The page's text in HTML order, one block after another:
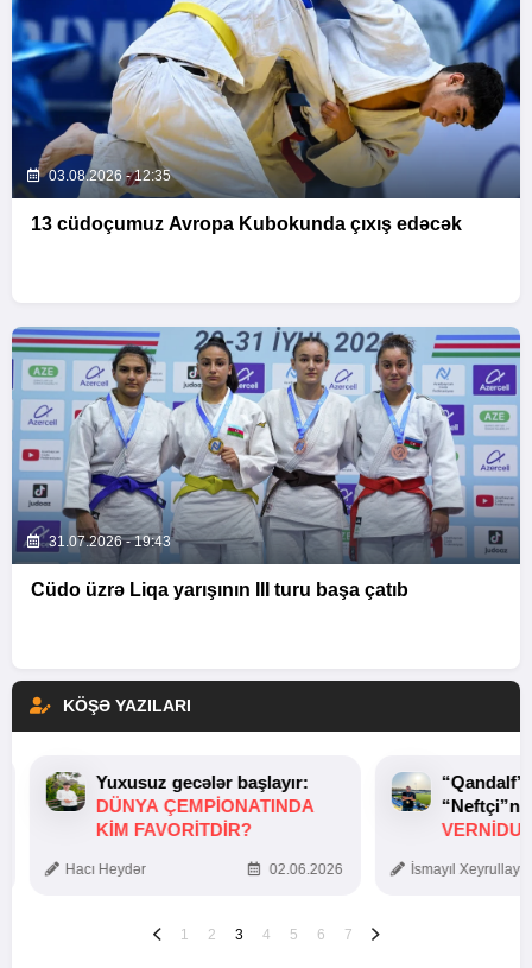
03.08.2026 - 12:35
13 cüdoçumuz Avropa Kubokunda çıxış edəcək
31.07.2026 - 19:43
Cüdo üzrə Liqa yarışının III turu başa çatıb
KÖŞƏ YAZILARI
Yuxusuz gecələr başlayır:
DÜNYA ÇEMPIONATINDA
KIM FAVORITDIR?
Hacı Heydər 02.06.2026 İsmayıl
1 2 3 4 5 6 7